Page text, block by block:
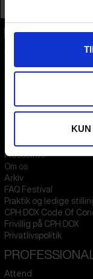
1711Copenhagen V
CVR31285569
FESTIVAL
Kontakt
Presseinfo
Om os
Arkiv
FAQ Festival
Praktik og ledige
CPH:DOX Code Of
Frivillig på CPH:DOX
Privatlivspolitik
Attend